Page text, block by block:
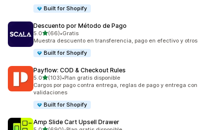
Built for Shopify
Descuento por Método de Pago
5.0de 5 estrellas
(66)
66 reseñas en total
•Gratis
Muestra descuento en transferencia, pago en efectivo y otros
Built for Shopify
Payflow: COD & Checkout Rules
5.0de 5 estrellas
(103)
103 reseñas en total
•Plan gratis disponible
Cargos por pago contra entrega, reglas de pago y entrega con
validaciones
Built for Shopify
Amp Slide Cart Upsell Drawer